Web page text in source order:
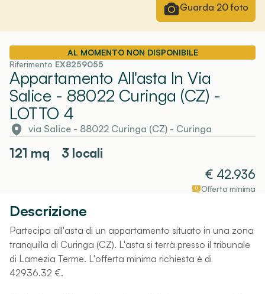
Guarda 20foto
AL MOMENTO NON DISPONIBILE
Riferimento EX8259055
Appartamento All'asta In Via
Salice - 88022 Curinga (CZ) -
LOTTO 4
via Salice - 88022 Curinga (CZ) - Curinga
121 mq
3 locali
€ 42.936
Offerta minima
Descrizione
Partecipa all'asta di un appartamento situato in una zona
tranquilla di Curinga (CZ). L'asta si terrà presso il tribunale
di Lamezia Terme. L'offerta minima richiesta è di
42936.32 €.